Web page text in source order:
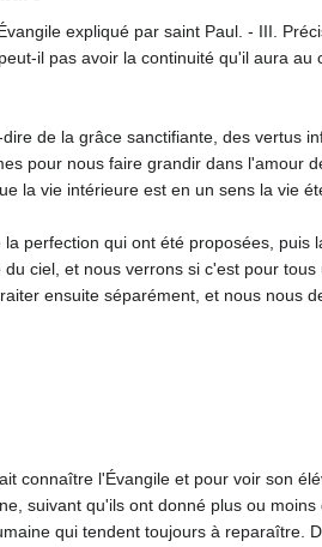
expliqué par saint Paul. - III.
il pas avoir la continuité qu'il aura au
de la grâce sanctifiante, des vertus
pour nous faire grandir dans l'a­mour
la vie intérieure est en un sens la vie
perfection qui ont été proposées,
ciel, et nous verrons si c'est pour
ensuite séparément, et nous nous
connaître l'Évangile et pour voir son
suivant qu'ils ont donné plus ou
qui tendent toujours à reparaître.